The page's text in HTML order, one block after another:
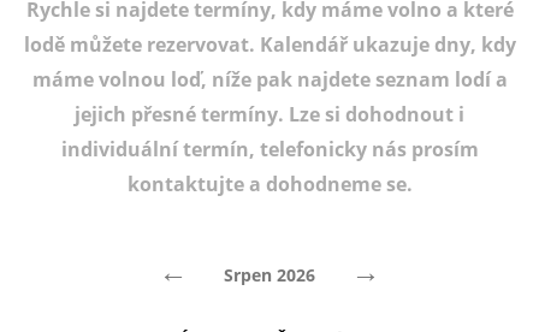
Plán plavby
Tipy na výlet
Fotogalerie
Rychle si najdete termíny, kdy máme volno a které
lodě můžete rezervovat. Kalendář ukazuje dny, kdy
máme volnou loď, níže pak najdete seznam lodí a
jejich přesné termíny. Lze si dohodnout i
individuální termín, telefonicky nás prosím
kontaktujte a dohodneme se.
← Srpen 2026 →
Telefon
E-mail